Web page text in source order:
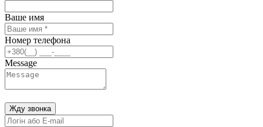
Ваше имя
Номер телефона
Message
Жду звонка